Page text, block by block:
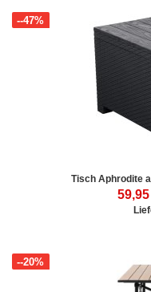
Tisch Aphrodite
59,95
--47%
--20%